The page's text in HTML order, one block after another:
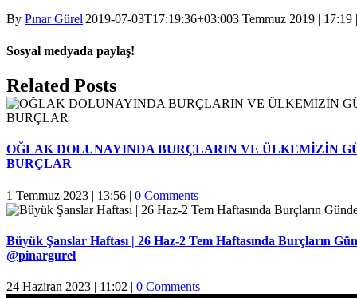
By Pınar Gürel|2019-07-03T17:19:36+03:003 Temmuz 2019 | 17:19 |
Sosyal medyada paylaş!
Facebook
Twitter
Reddit
LinkedIn
WhatsApp
Pinterest
Email
Related Posts
OĞLAK DOLUNAYINDA BURÇLARIN VE ÜLKEMİZİN
BURÇLAR
1 Temmuz 2023 | 13:56 | 0 Comments
Büyük Şanslar Haftası | 26 Haz-2 Tem Haftasında Burçların
@pinargurel
24 Haziran 2023 | 11:02 | 0 Comments